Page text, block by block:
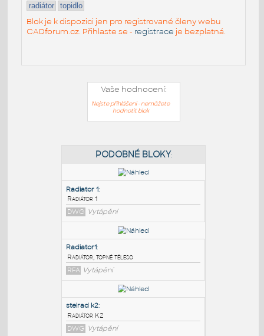
radiátor topidlo
Blok je k dispozici jen pro registrované členy webu
CADforum.cz. Přihlaste se - registrace je bezplatná.
Vaše hodnocení:
Nejste přihlášeni - nemůžete
hodnotit blok
PODOBNÉ BLOKY
Radiator 1:
DWG